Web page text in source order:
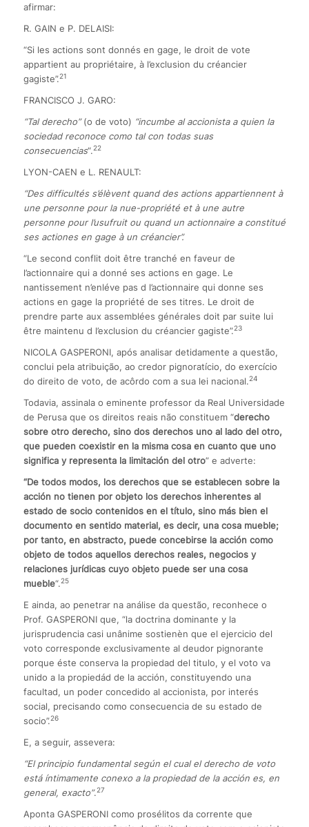
afirmar:
R. GAIN e P. DELAISI:
“Si les actions sont donnés en gage, le droit de vote
appartient au propriétaire, à l’exclusion du créancier
gagiste”.21
FRANCISCO J. GARO:
“Tal derecho”(o de voto) “incumbe al accionista a quien la
sociedad reconoce como tal con todas suas
consecuencias“.22
LYON-CAEN e L. RENAULT:
“Des difficultés s’élèvent quand des actions appartiennent à
une personne pour la nue-propriété et à une autre
personne pour l’usufruit ou quand un actionnaire a constitué
ses actiones en gage à un créancier”.
“Le second conflit doit être tranché en faveur de
l’actionnaire qui a donné ses actions en gage. Le
nantissement n’enléve pas d l’actionnaire qui donne ses
actions en gage la propriété de ses titres. Le droit de
prendre parte aux assemblées générales doit par suite lui
être maintenu d l’exclusion du créancier gagiste”.23
NICOLA GASPERONI, após analisar detidamente a questão,
conclui pela atribuição, ao credor pignoratício, do exercício
do direito de voto, de acôrdo com a sua lei nacional.24
Todavia, assinala o eminente professor da Real Universidade
de Perusa que os direitos reais não constituem “derecho
sobre otro derecho, sino dos derechos uno al lado del otro,
que pueden coexistir en la misma cosa en cuanto que uno
significa y representa la limitación del otro” e adverte:
“De todos modos, los derechos que se establecen sobre la
acción no tienen por objeto los derechos inherentes al
estado de socio contenidos en el título, sino más bien el
documento en sentido material, es decir, una cosa mueble;
por tanto, en abstracto, puede concebirse la acción como
objeto de todos aquellos derechos reales, negocios y
relaciones jurídicas cuyo objeto puede ser una cosa
mueble“.25
E ainda, ao penetrar na análise da questão, reconhece o
Prof. GASPERONI que, “la doctrina dominante y la
jurisprudencia casi unânime sostienèn que el ejercicio del
voto corresponde exclusivamente al deudor pignorante
porque éste conserva la propiedad del titulo, y el voto va
unido a la propiedád de la acción, constituyendo una
facultad, un poder concedido al accionista, por interés
social, precisando como consecuencia de su estado de
socio”.26
E, a seguir, assevera:
“El principio fundamental según el cual el derecho de voto
está íntimamente conexo a la propiedad de la acción es, en
general, exacto”.27
Aponta GASPERONI como prosélitos da corrente que